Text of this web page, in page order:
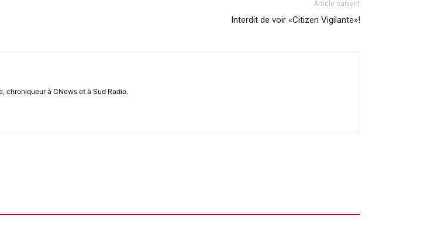
Article suivant
Interdit de voir «Citizen Vigilante»!
chroniqueur à CNews et à Sud Radio.